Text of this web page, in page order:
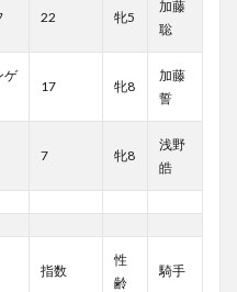
22 牝5
加藤
聡
ゲ
17 牝8
加藤
誓
7 牝8
浅野
皓
指数
性
齢
騎手